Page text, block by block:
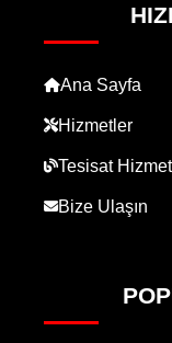
Ana Sayfa
Hizmetler
Tesisat
Bize Ulaşın